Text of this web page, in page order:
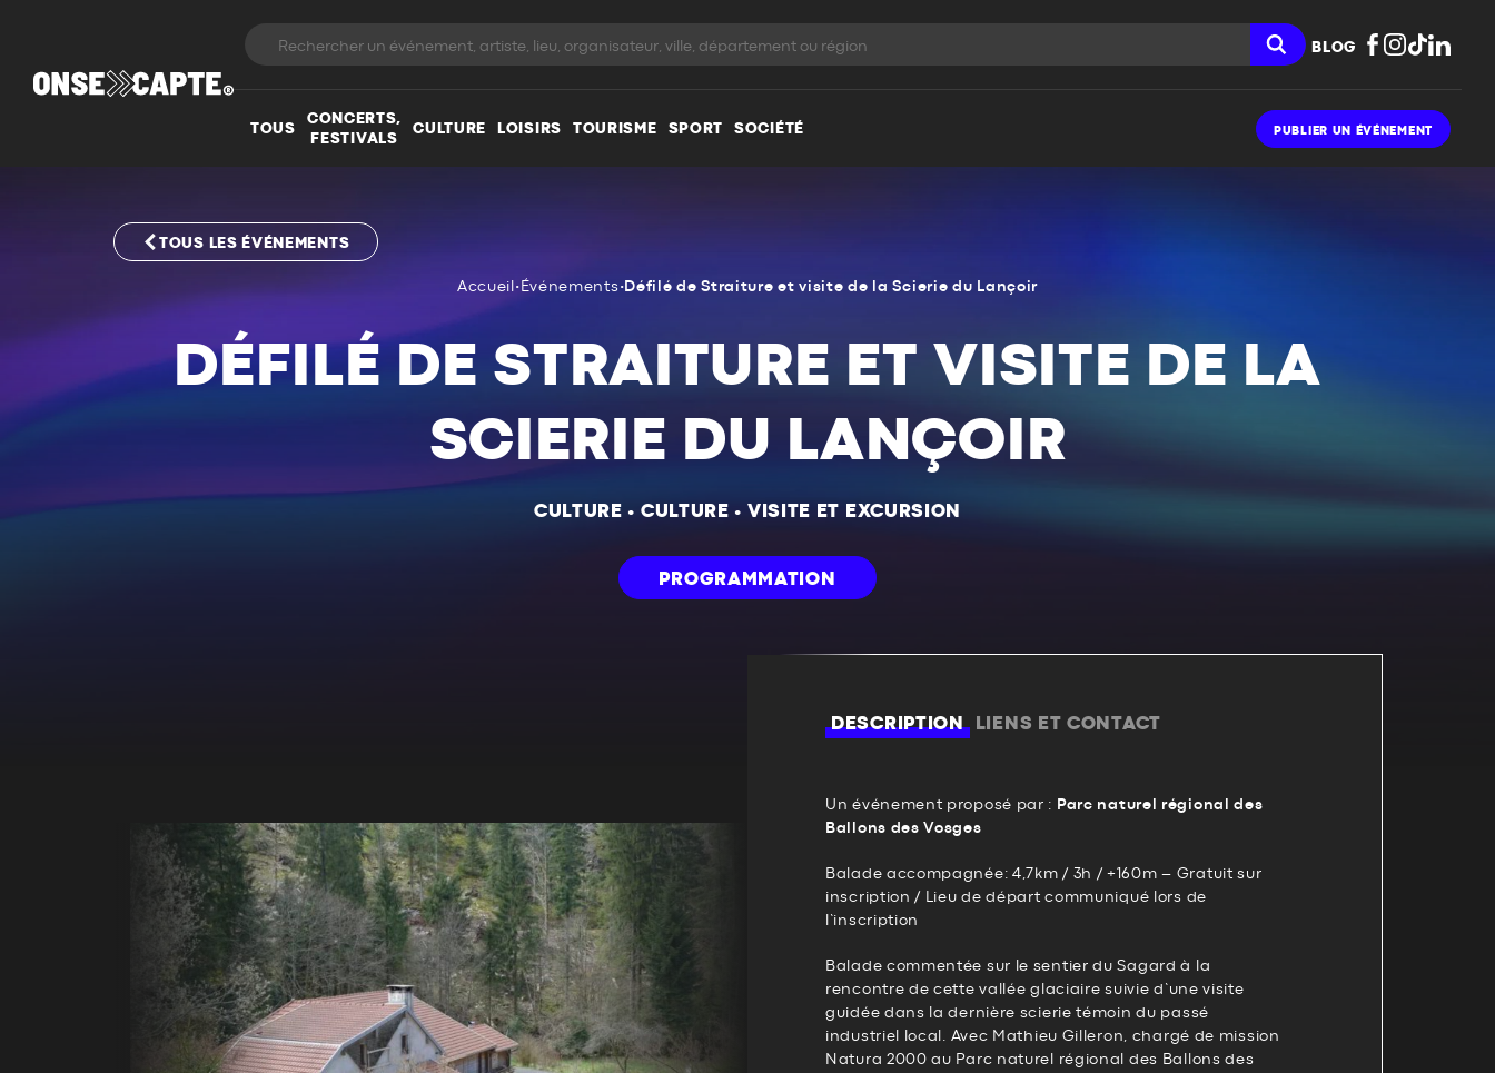
BLOG
TOUS
CONCERTS,
FESTIVALS
CULTURE LOISIRS TOURISME SPORT SOCIÉTÉ PUBLIER UN ÉVÉNEMENT
TOUS LES ÉVÉNEMENTS
Accueil • Événements•Défilé de Straiture et visite de la Scierie du Lançoir
DÉFILÉ DE STRAITURE ET VISITE DE LA
SCIERIE DU LANÇOIR
CULTURE • CULTURE • VISITE ET EXCURSION
PROGRAMMATION
DESCRIPTION LIENS ET CONTACT
Un événement proposé par : Parc naturel régional des
Ballons des Vosges
Balade accompagnée: 4,7km / 3h / +160m – Gratuit sur
inscription / Lieu de départ communiqué lors de
l’inscription
Balade commentée sur le sentier du Sagard à la
rencontre de cette vallée glaciaire suivie d’une visite
guidée dans la dernière scierie témoin du passé
industriel local. Avec Mathieu Gilleron, chargé de mission
Natura 2000 au Parc naturel régional des Ballons des